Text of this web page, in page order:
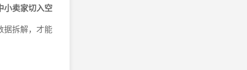
小卖家切入空
据拆解，才能